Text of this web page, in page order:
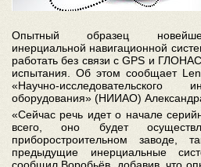
Опытный образец
инерциальной навигационной
работать без связи с GPS и
испытания. Об этом сообщает
«Научно-исследовательского
оборудования» (НИИАО)
«Сейчас речь идет о начале
всего, оно будет
приборостроительном
предыдущие инерциальные